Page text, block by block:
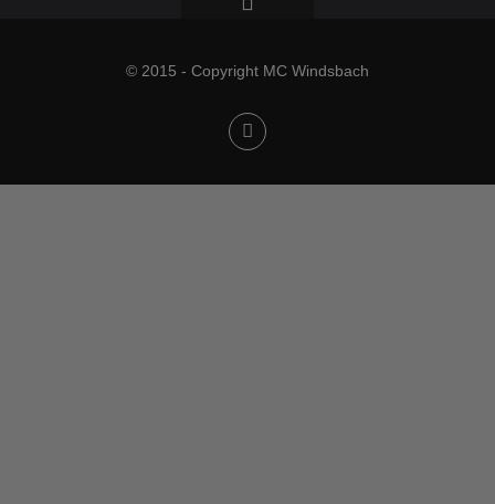
© 2015 - Copyright MC Windsbach